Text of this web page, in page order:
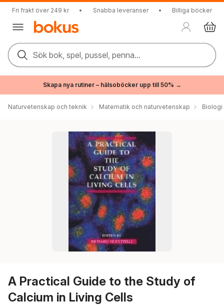
Fri frakt över 249 kr • Snabba leveranser • Billiga böcker
Sök bok, spel, pussel, penna...
Skapa nya rutiner – hälsoböcker upp till 50% →
Naturvetenskap och teknik Matematik och naturvetenskap Biologi
A Practical Guide to the Study of
Calcium in Living Cells